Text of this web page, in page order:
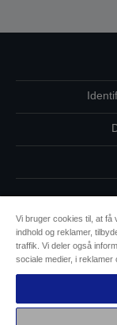
Vi bruger cookies til, at få
indhold og reklamer,
traffik. Vi deler også
sociale medier, i reklamer